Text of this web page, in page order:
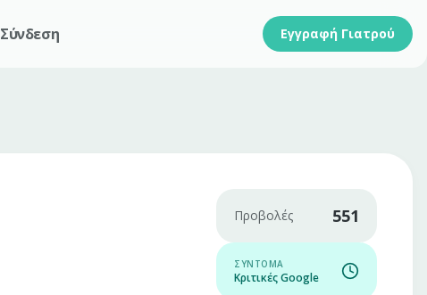
Σύνδεση Εγγραφή Γιατρού
Προβολές 551
ΣΎΝΤΟΜΑ
Κριτικές Google